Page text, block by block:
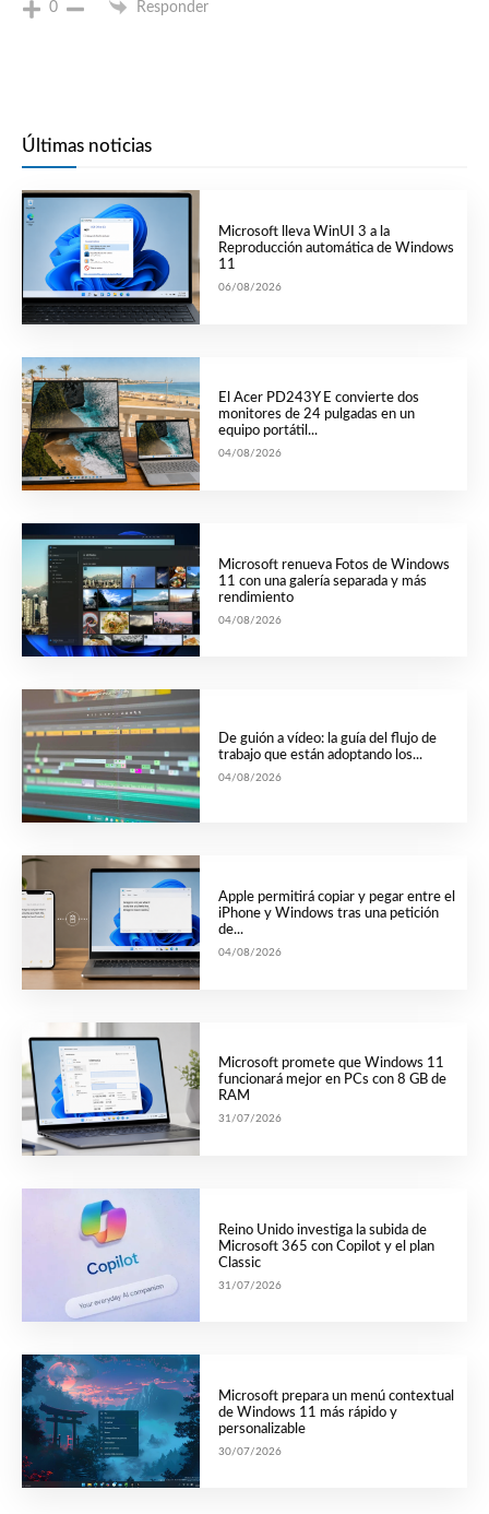
0 Responder
Últimas noticias
Microsoft lleva WinUI 3 a la
Reproducción automática de Windows
11
06/08/2026
El Acer PD243Y E convierte dos
monitores de 24 pulgadas en un
equipo portátil...
04/08/2026
Microsoft renueva Fotos de Windows
11 con una galería separada y más
rendimiento
04/08/2026
De guión a vídeo: la guía del flujo de
trabajo que están adoptando los...
04/08/2026
Apple permitirá copiar y pegar entre el
iPhone y Windows tras una petición
de...
04/08/2026
Microsoft promete que Windows 11
funcionará mejor en PCs con 8 GB de
RAM
31/07/2026
Reino Unido investiga la subida de
Microsoft 365 con Copilot y el plan
Classic
31/07/2026
Microsoft prepara un menú contextual
de Windows 11 más rápido y
personalizable
30/07/2026